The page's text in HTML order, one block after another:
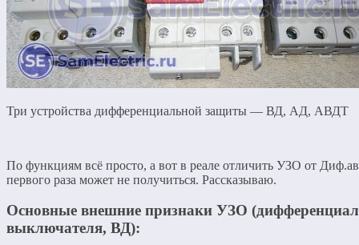
Три устройства дифференциальной защиты — ВД, АД, АВДТ
По функциям всё просто, а вот в реале отличить УЗО от
первого раза может не получиться. Рассказываю.
Основные внешние признаки УЗО
выключателя, ВД):